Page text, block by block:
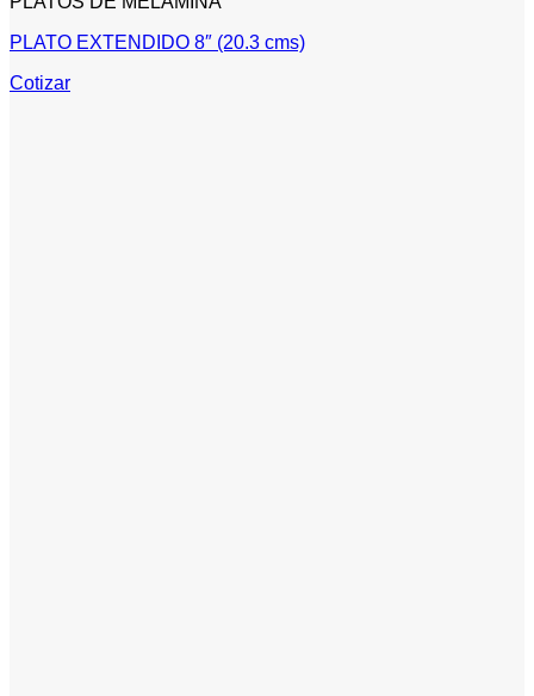
PLATO EXTENDIDO 8″ (20.3 cms)
Cotizar